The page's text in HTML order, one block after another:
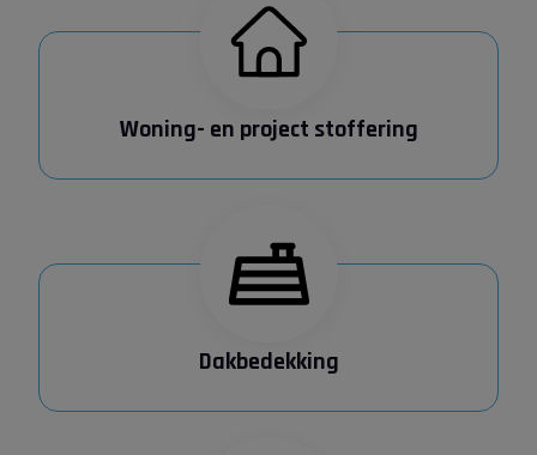
Woning- en project stoffering
Dakbedekking